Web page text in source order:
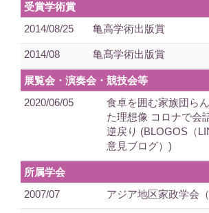
受賞学術賞
2014/08/25
亀高学術出版賞
2014/08 亀髙学術出版賞
展覧会・演奏会・競技会等
2020/06/05
食卓を囲む家族団ら
た理想像 コロナで会
逆戻り (BLOGOS（
意見ブログ）)
所属学会
2007/07
アジア地区家政学会